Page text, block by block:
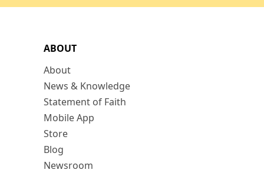
ABOUT
About
News & Knowledge
Statement of Faith
Mobile App
Store
Blog
Newsroom